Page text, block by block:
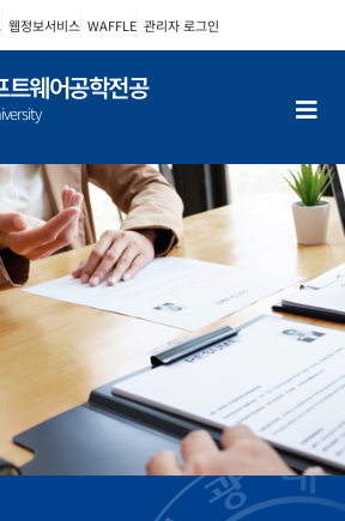
웹정보서비스 WAFFLE 관리자 로그인
트웨어공학전공